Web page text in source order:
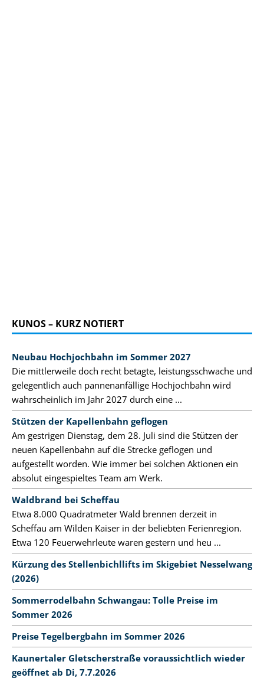
KUNOS – KURZ NOTIERT
Neubau Hochjochbahn im Sommer 2027
Die mittlerweile doch recht betagte, leistungsschwache und
gelegentlich auch pannenanfällige Hochjochbahn wird
wahrscheinlich im Jahr 2027 durch eine ...
Stützen der Kapellenbahn geflogen
Am gestrigen Dienstag, dem 28. Juli sind die Stützen der
neuen Kapellenbahn auf die Strecke geflogen und
aufgestellt worden. Wie immer bei solchen Aktionen ein
absolut eingespieltes Team am Werk.
Waldbrand bei Scheffau
Etwa 8.000 Quadratmeter Wald brennen derzeit in
Scheffau am Wilden Kaiser in der beliebten Ferienregion.
Etwa 120 Feuerwehrleute waren gestern und heu ...
Kürzung des Stellenbichllifts im Skigebiet Nesselwang
(2026)
Sommerrodelbahn Schwangau: Tolle Preise im
Sommer 2026
Preise Tegelbergbahn im Sommer 2026
Kaunertaler Gletscherstraße voraussichtlich wieder
geöffnet ab Di, 7.7.2026